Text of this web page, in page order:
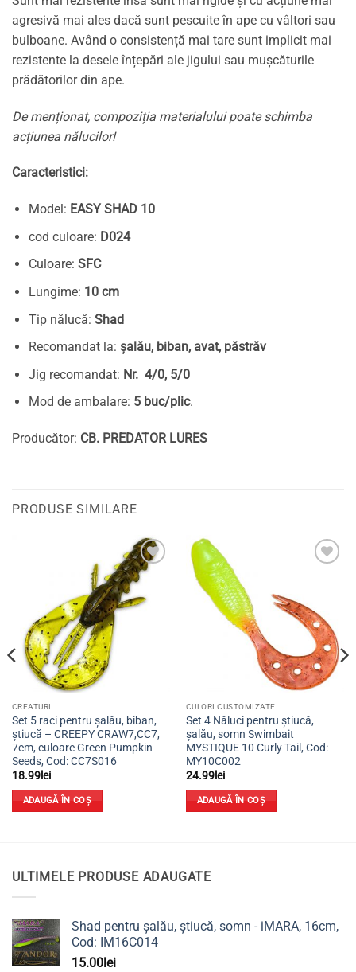
agresivă mai ales dacă sunt pescuite în ape cu vâltori sau
bulboane. Având o consistență mai tare sunt implicit mai
rezistente la desele înțepări ale jigului sau mușcăturile
prădătorilor din ape.
De menționat, compoziția materialului poate schimba
acțiunea nălucilor!
Caracteristici:
Model: EASY SHAD 10
cod culoare: D024
Culoare: SFC
Lungime: 10 cm
Tip nălucă: Shad
Recomandat la: șalău, biban, avat, păstrăv
Jig recomandat: Nr. 4/0, 5/0
Mod de ambalare: 5 buc/plic.
Producător: CB. PREDATOR LURES
PRODUSE SIMILARE
Adaugă
favorite
CREATURI
Set 5 raci pentru șalău, biban,
știucă – CREEPY CRAW7,CC7,
7cm, culoare Green Pumpkin
Seeds, Cod: CC7S016
18.99lei
ADAUGĂ ÎN COȘ
CULORI CUSTOMIZATE
Set 4 Năluci pentru știucă,
șalău, somn Swimbait
MYSTIQUE 10 Curly Tail, Cod:
MY10C002
24.99lei
ADAUGĂ ÎN COȘ
ULTIMELE PRODUSE ADAUGATE
Shad pentru șalău, știucă, somn - iMARA, 16cm,
Cod: IM16C014
15.00lei